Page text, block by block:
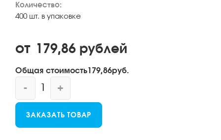
Количество:
400 шт. в упаковке
от 179,86 рублей
Общая стоимость179,86руб.
- +
ЗАКАЗАТЬ ТОВАР